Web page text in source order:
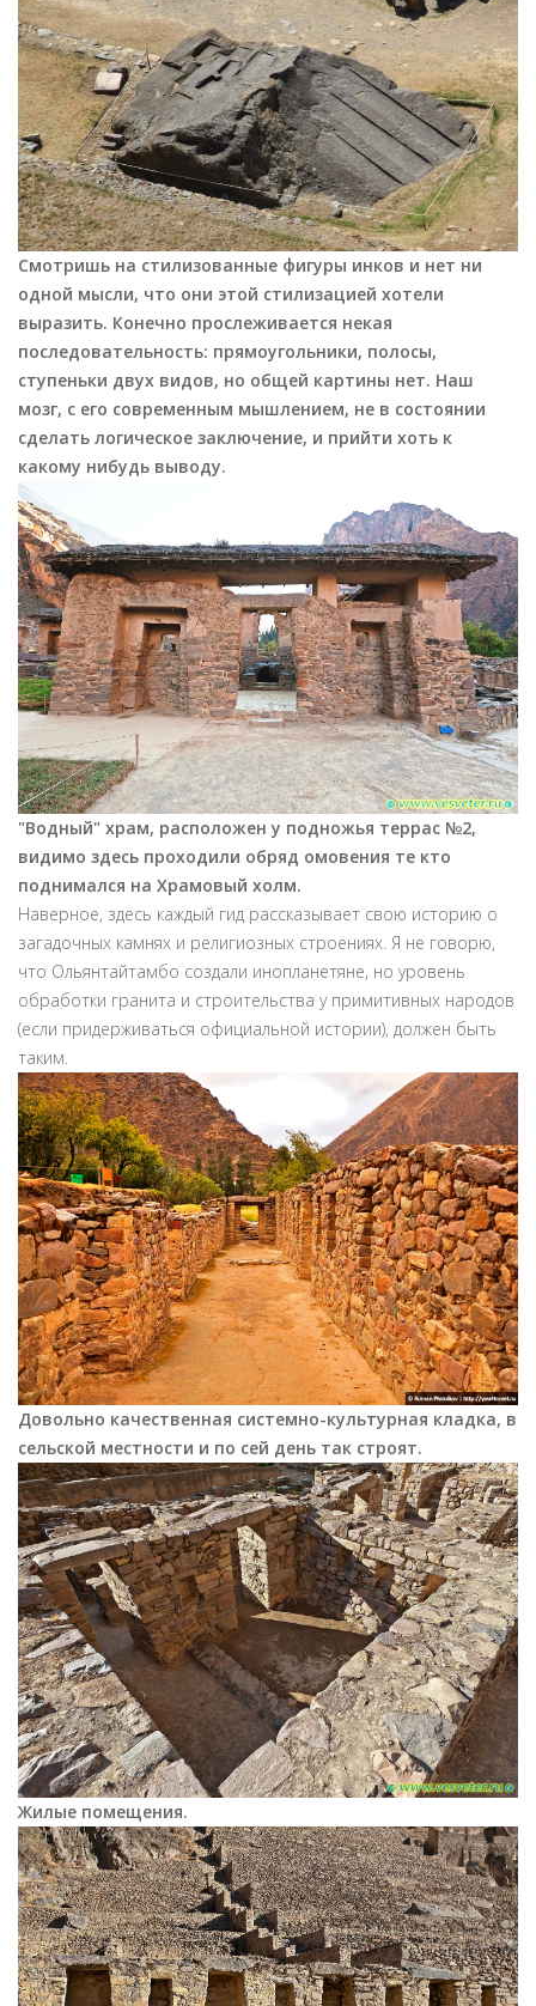
Смотришь на стилизованные фигуры инков и нет ни
одной мысли, что они этой стилизацией хотели
выразить. Конечно прослеживается некая
последовательность: прямоугольники, полосы,
ступеньки двух видов, но общей картины нет. Наш
мозг, с его современным мышлением, не в состоянии
сделать логическое заключение, и прийти хоть к
какому нибудь выводу.
"Водный" храм, расположен у подножья террас №2,
видимо здесь проходили обряд омовения те кто
поднимался на Храмовый холм.
Наверное, здесь каждый гид рассказывает свою историю о
загадочных камнях и религиозных строениях. Я не говорю,
что Ольянтайтамбо создали инопланетяне, но уровень
обработки гранита и строительства у примитивных народов
(если придерживаться официальной истории), должен быть
таким.
Довольно качественная системно-культурная кладка, в
сельской местности и по сей день так строят.
Жилые помещения.